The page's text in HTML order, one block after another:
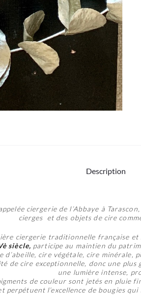
Description
ciergerie de l’Abbaye à
cierges et des objets de cire
ciergerie traditionnelle française et
siècle, participe au maintien du
d’abeille, cire végétale, cire
de cire exceptionnelle, donc une
une lumière intense,
de couleur sont jetés en pluie
perpétuent l’excellence de bougies